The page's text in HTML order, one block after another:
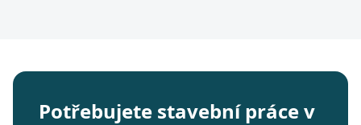
Potřebujete stavební práce v